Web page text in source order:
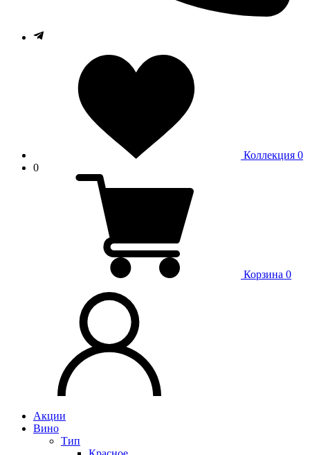
Коллекция 0
0
Корзина 0
Акции
Вино
Тип